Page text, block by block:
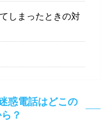
しまったときの対
電話はどこの
？